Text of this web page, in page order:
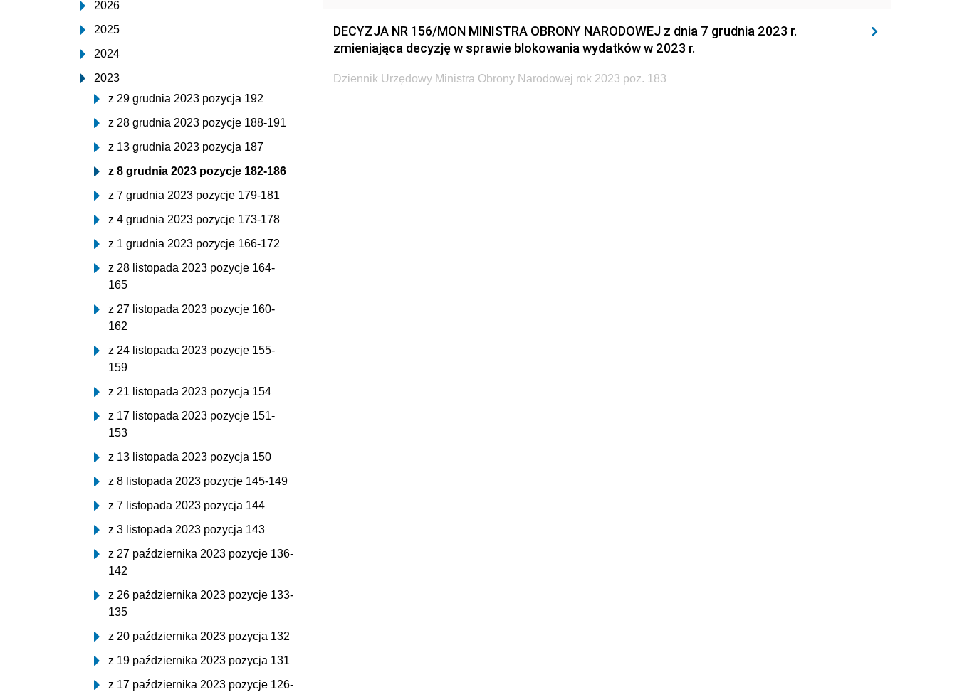
2026
2025
2024
2023
z 29 grudnia 2023 pozycja 192
z 28 grudnia 2023 pozycje 188-191
z 13 grudnia 2023 pozycja 187
z 8 grudnia 2023 pozycje 182-186
z 7 grudnia 2023 pozycje 179-181
z 4 grudnia 2023 pozycje 173-178
z 1 grudnia 2023 pozycje 166-172
z 28 listopada 2023 pozycje 164-
165
z 27 listopada 2023 pozycje 160-
162
z 24 listopada 2023 pozycje 155-
159
z 21 listopada 2023 pozycja 154
z 17 listopada 2023 pozycje 151-
153
z 13 listopada 2023 pozycja 150
z 8 listopada 2023 pozycje 145-149
z 7 listopada 2023 pozycja 144
z 3 listopada 2023 pozycja 143
z 27 października 2023 pozycje 136-
142
z 26 października 2023 pozycje 133-
135
z 20 października 2023 pozycja 132
z 19 października 2023 pozycja 131
z 17 października 2023 pozycje 126-
DECYZJA NR 156/MON MINISTRA OBRONY NARODOWEJ z dnia 7 grudnia 2023 r.
zmieniająca decyzję w sprawie blokowania wydatków w 2023 r.
Dziennik Urzędowy Ministra Obrony Narodowej rok 2023 poz. 183